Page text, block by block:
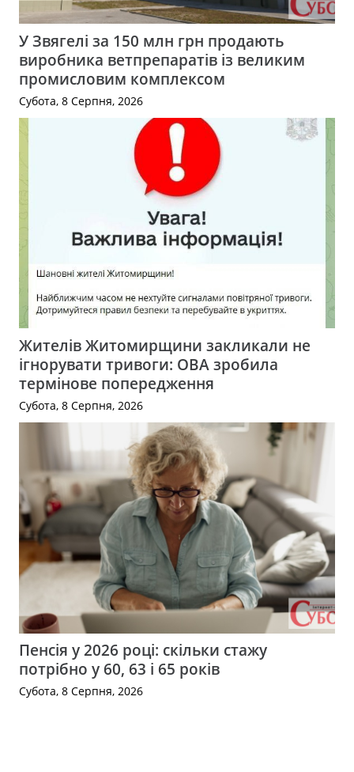
У Звягелі за 150 млн грн продають
виробника ветпрепаратів із великим
промисловим комплексом
Субота, 8 Серпня, 2026
Жителів Житомирщини закликали не
ігнорувати тривоги: ОВА зробила
термінове попередження
Субота, 8 Серпня, 2026
Пенсія у 2026 році: скільки стажу
потрібно у 60, 63 і 65 років
Субота, 8 Серпня, 2026